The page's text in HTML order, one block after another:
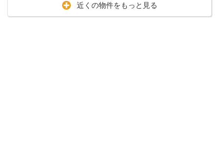
近くの物件をもっと見る